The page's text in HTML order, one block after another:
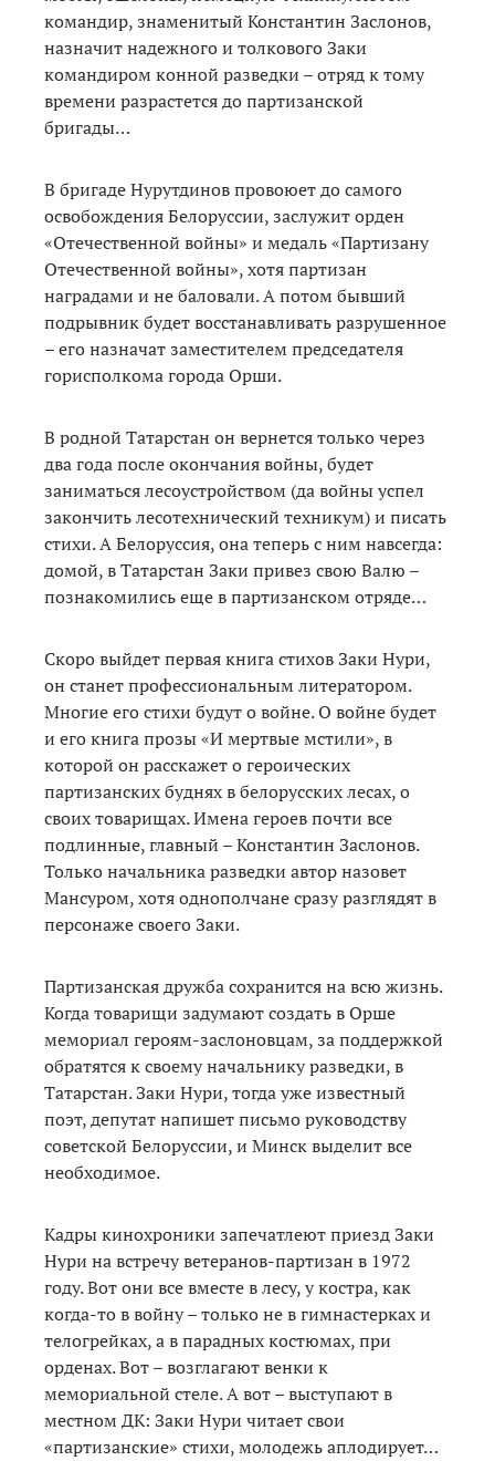
командир, знаменитый Константин Заслонов,
назначит надежного и толкового Заки
командиром конной разведки – отряд к тому
времени разрастется до партизанской
бригады…
В бригаде Нурутдинов провоюет до самого
освобождения Белоруссии, заслужит орден
«Отечественной войны» и медаль «Партизану
Отечественной войны», хотя партизан
наградами и не баловали. А потом бывший
подрывник будет восстанавливать разрушенное
– его назначат заместителем председателя
горисполкома города Орши.
В родной Татарстан он вернется только через
два года после окончания войны, будет
заниматься лесоустройством (да войны успел
закончить лесотехнический техникум) и писать
стихи. А Белоруссия, она теперь с ним навсегда:
домой, в Татарстан Заки привез свою Валю –
познакомились еще в партизанском отряде…
Скоро выйдет первая книга стихов Заки Нури,
он станет профессиональным литератором.
Многие его стихи будут о войне. О войне будет
и его книга прозы «И мертвые мстили», в
которой он расскажет о героических
партизанских буднях в белорусских лесах, о
своих товарищах. Имена героев почти все
подлинные, главный – Константин Заслонов.
Только начальника разведки автор назовет
Мансуром, хотя однополчане сразу разглядят в
персонаже своего Заки.
Партизанская дружба сохранится на всю жизнь.
Когда товарищи задумают создать в Орше
мемориал героям-заслоновцам, за поддержкой
обратятся к своему начальнику разведки, в
Татарстан. Заки Нури, тогда уже известный
поэт, депутат напишет письмо руководству
советской Белоруссии, и Минск выделит все
необходимое.
Кадры кинохроники запечатлеют приезд Заки
Нури на встречу ветеранов-партизан в 1972
году. Вот они все вместе в лесу, у костра, как
когда-то в войну – только не в гимнастерках и
телогрейках, а в парадных костюмах, при
орденах. Вот – возглагают венки к
мемориальной стеле. А вот – выступают в
местном ДК: Заки Нури читает свои
«партизанские» стихи, молодежь аплодирует…